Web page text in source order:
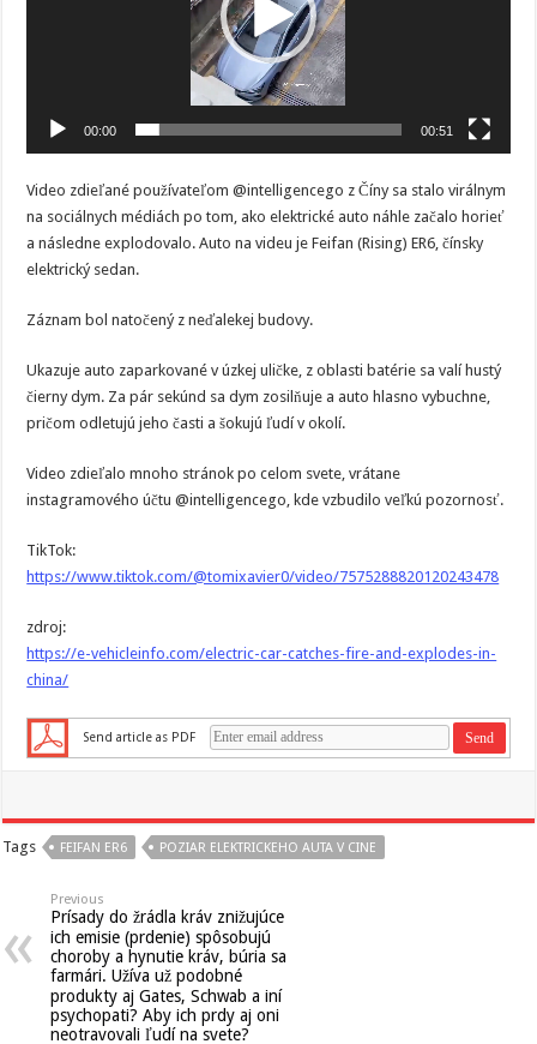
00:00 00:51
Video zdieľané používateľom @intelligencego z Číny sa stalo virálnym
na sociálnych médiách po tom, ako elektrické auto náhle začalo horieť
a následne explodovalo. Auto na videu je Feifan (Rising) ER6, čínsky
elektrický sedan.
Záznam bol natočený z neďalekej budovy.
Ukazuje auto zaparkované v úzkej uličke, z oblasti batérie sa valí hustý
čierny dym. Za pár sekúnd sa dym zosilňuje a auto hlasno vybuchne,
pričom odletujú jeho časti a šokujú ľudí v okolí.
Video zdieľalo mnoho stránok po celom svete, vrátane
instagramového účtu @intelligencego, kde vzbudilo veľkú pozornosť.
TikTok:
https://www.tiktok.com/@tomixavier0/video/7575288820120243478
zdroj:
https://e-vehicleinfo.com/electric-car-catches-fire-and-explodes-in-
china/
Send article as PDF
Tags FEIFAN ER6 POZIAR ELEKTRICKEHO AUTA V CINE
Previous
Prísady do žrádla kráv znižujúce
ich emisie (prdenie) spôsobujú
choroby a hynutie kráv, búria sa
farmári. Užíva už podobné
produkty aj Gates, Schwab a iní
psychopati? Aby ich prdy aj oni
neotravovali ľudí na svete?